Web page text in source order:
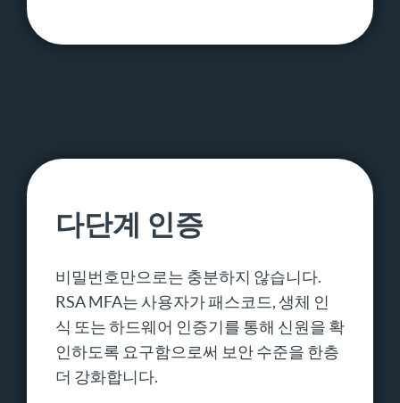
다단계 인증
비밀번호만으로는 충분하지 않습니다.
RSA MFA는 사용자가 패스코드, 생체 인
식 또는 하드웨어 인증기를 통해 신원을 확
인하도록 요구함으로써 보안 수준을 한층
더 강화합니다.